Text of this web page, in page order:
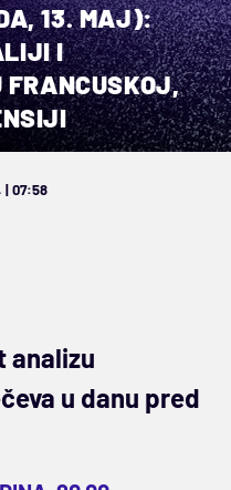
13. MAJ):
I
FRANCUSKOJ,
| 07:58
analizu
u danu pred